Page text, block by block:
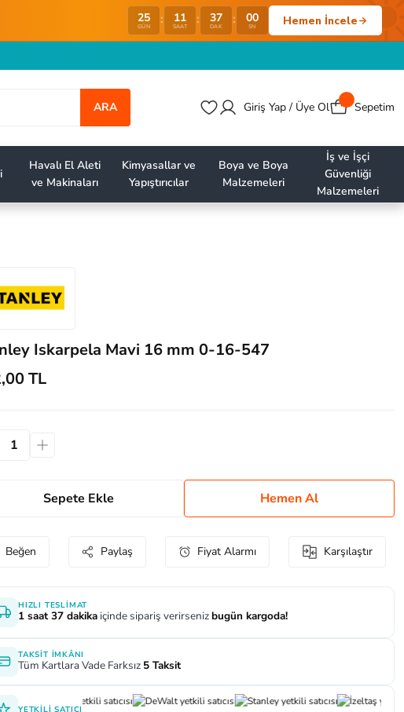
25
GÜN : 11
SAAT : 36
DAK : 59
SN Hemen İncele
ARA Giriş Yap / Üye Ol Sepetim
Havalı El Aleti
ve Makinaları
Kimyasallar ve
Yapıştırıcılar
Boya ve Boya
Malzemeleri
İş ve İşçi
Güvenliği
Malzemeleri
Iskarpela Mavi 16 mm 0-16-547
TL
Sepete Ekle Hemen Al
Paylaş Fiyat Alarmı Karşılaştır
HIZLI TESLIMAT
1 saat 37 dakika içinde sipariş verirsenizbugün kargoda!
TAKSIT İMKÂNI
Tüm Kartlara Vade Farksız 5 Taksit
YETKILI SATICI